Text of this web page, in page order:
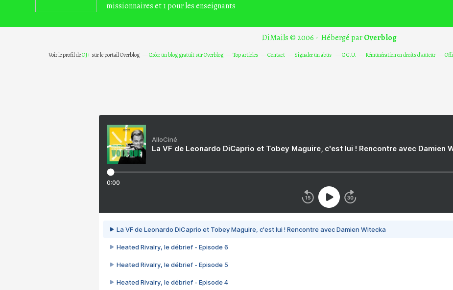
missionnaires et 1 pour les enseignants
DiMails © 2006 - Hébergé parOverblog
Voir le profil deOJ+sur le portail Overblog Créer un blog gratuit sur Overblog Top articles Contact Signaler un abus C.G.U. Rémunération en droits d'auteur
AlloCiné
La VF de Leonardo DiCaprio et Tobey Maguire, c'est lui ! Rencontre avec Damien
0:00
La VF de Leonardo DiCaprio et Tobey Maguire, c'est lui ! Rencontre avec Damien Witecka
Heated Rivalry, le débrief - Episode 6
Heated Rivalry, le débrief - Episode 5
Heated Rivalry, le débrief - Episode 4